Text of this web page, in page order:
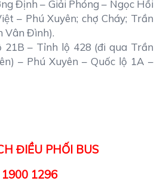
Định – Giải Phóng – Ngọc Hồi
– Phú Xuyên; chợ Cháy; Trần
Vân Đình).
– Tỉnh lộ 428 (đi qua Trần
– Phú Xuyên – Quốc lộ 1A –
ĐIỀU PHỐI BUS
1900 1296